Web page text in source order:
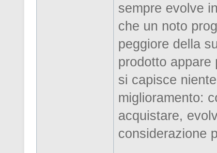
sempre evolve
che un noto
peggiore della
prodotto appare
si capisce
miglioramento:
acquistare,
considerazione